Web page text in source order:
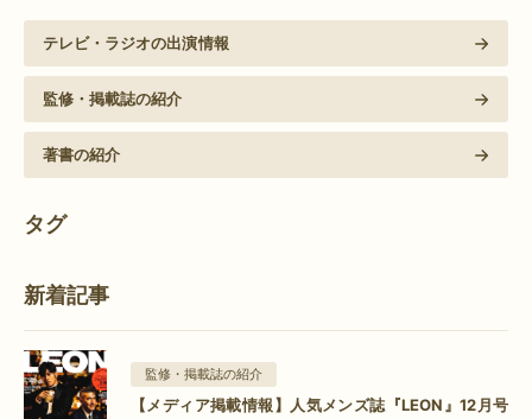
テレビ・ラジオの出演情報
監修・掲載誌の紹介
著書の紹介
タグ
新着記事
監修・掲載誌の紹介
【メディア掲載情報】人気メンズ誌『LEON』12月号